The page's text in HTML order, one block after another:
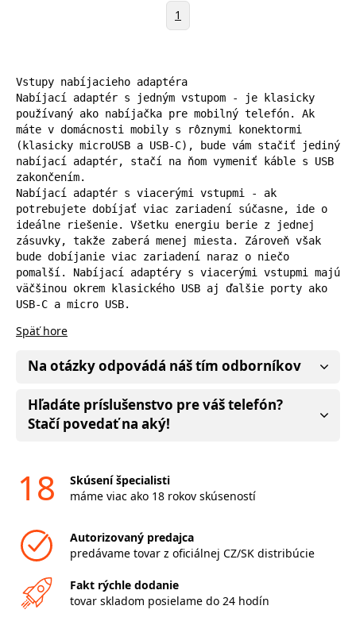
1
Vstupy nabíjacieho adaptéra
Nabíjací adaptér s jedným vstupom - je klasicky
používaný ako nabíjačka pre mobilný telefón. Ak
máte v domácnosti mobily s rôznymi konektormi
(klasicky microUSB a USB-C), bude vám stačiť jediný
nabíjací adaptér, stačí na ňom vymeniť káble s USB
zakončením.
Nabíjací adaptér s viacerými vstupmi - ak
potrebujete dobíjať viac zariadení súčasne, ide o
ideálne riešenie. Všetku energiu berie z jednej
zásuvky, takže zaberá menej miesta. Zároveň však
bude dobíjanie viac zariadení naraz o niečo
pomalší. Nabíjací adaptéry s viacerými vstupmi majú
väčšinou okrem klasického USB aj ďalšie porty ako
USB-C a micro USB.
Späť hore
Na otázky odpovádá náš tím odborníkov
Hľadáte príslušenstvo pre váš telefón?
Stačí povedať na aký!
18
Skúsení špecialisti
máme viac ako 18 rokov skúseností
Autorizovaný predajca
predávame tovar z oficiálnej CZ/SK distribúcie
Fakt rýchle dodanie
tovar skladom posielame do 24 hodín